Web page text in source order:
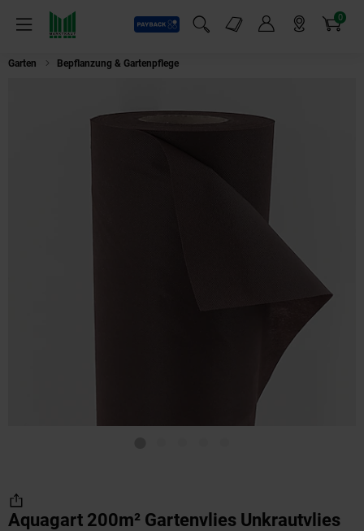
Menü
Payback
Suchfeld einblenden
Markt-Angebote 0
Artikel
Garten Bepflanzung & Gartenpflege
Aquagart 200m² Gartenvlies Unkrautvlies